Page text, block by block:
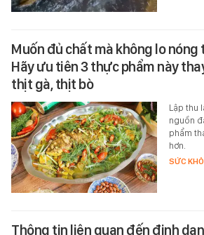
Muốn đủ chất mà không lo nóng
Hãy ưu tiên 3 thực phẩm này
thịt gà, thịt bò
Lập thu
nguồn
phẩm
hơn.
SỨC
Thông tin liên quan đến định